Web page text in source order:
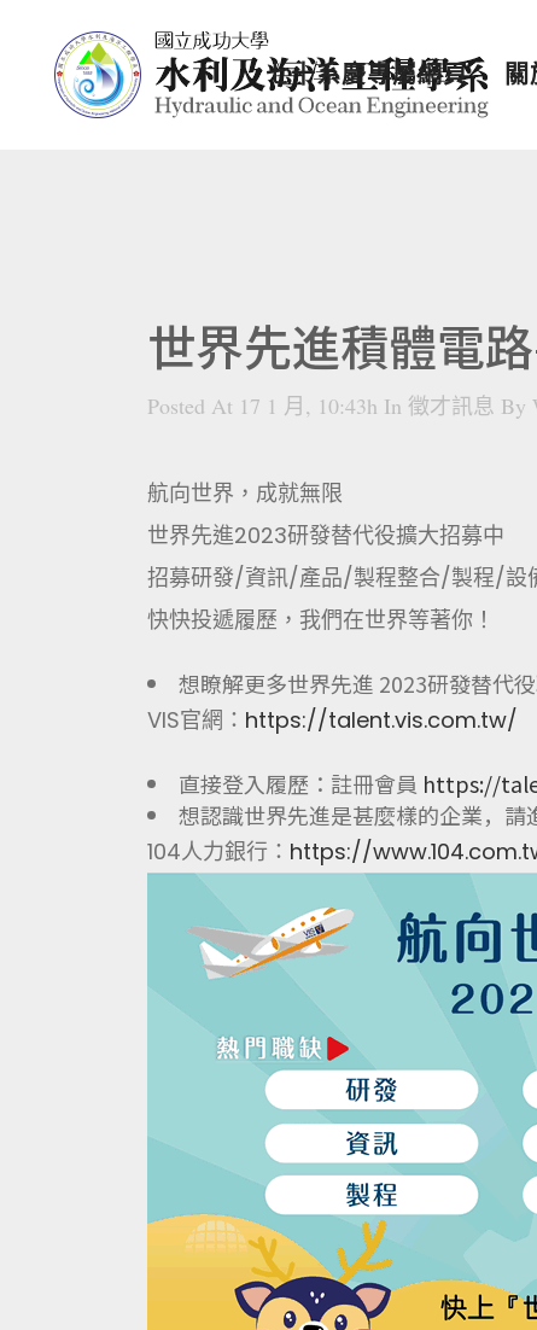
七十系慶專屬網頁
世界先進積體電
Posted At 17 1 月, 10:43h In 徵才訊息 By
航向世界，成就無限
世界先進2023研發替代役擴大招募中
招募研發/資訊/產品/製程整合/製程/設
快快投遞履歷，我們在世界等著你！
想瞭解更多世界先進 2023研發替代
VIS官網： https://talent.vis.com.tw/
直接登入履歷：註冊會員 https://
想認識世界先進是甚麼樣的企業，請
104人力銀行： https://